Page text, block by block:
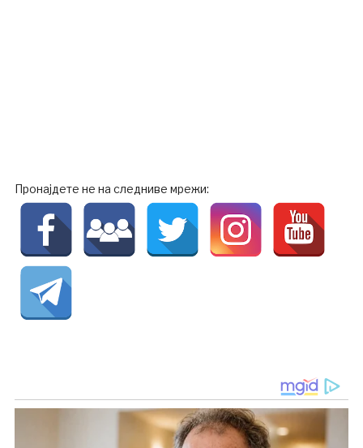
Пронајдете не на следниве мрежи: